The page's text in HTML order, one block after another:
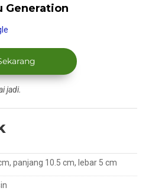
Generation
jadi.
panjang 10.5 cm, lebar 5 cm